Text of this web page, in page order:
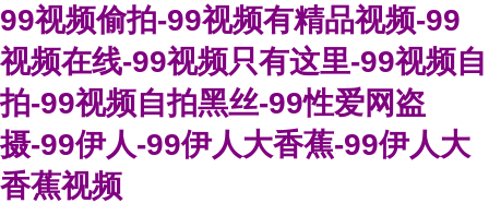
99视频偷拍-99视频有精品视频-99
视频在线-99视频只有这里-99视频自
拍-99视频自拍黑丝-99性爱网盗
摄-99伊人-99伊人大香蕉-99伊人大
香蕉视频